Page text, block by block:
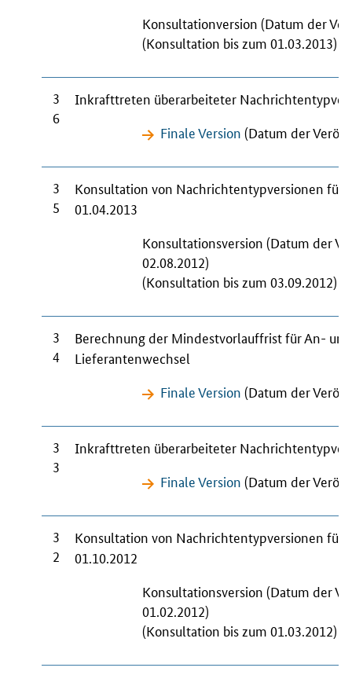
Konsultationversion (Datum der
(Konsultation bis zum 01.03.2013)
3
6
Inkrafttreten überarbeiteter
Finale Version (Datum der
3
5
Konsultation von Nachrichtentypversionen für
01.04.2013
Konsultationsversion (Datum der
02.08.2012)
(Konsultation bis zum 03.09.2012)
3
4
Berechnung der Mindestvorlauffrist für An-
Lieferantenwechsel
Finale Version (Datum der
3
3
Inkrafttreten überarbeiteter
Finale Version (Datum der
3
2
Konsultation von Nachrichtentypversionen für
01.10.2012
Konsultationsversion (Datum der
01.02.2012)
(Konsultation bis zum 01.03.2012)